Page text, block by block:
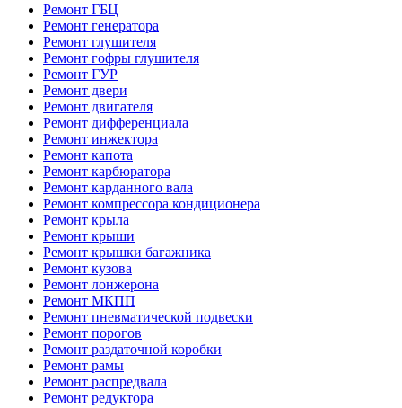
Ремонт ГБЦ
Ремонт генератора
Ремонт глушителя
Ремонт гофры глушителя
Ремонт ГУР
Ремонт двери
Ремонт двигателя
Ремонт дифференциала
Ремонт инжектора
Ремонт капота
Ремонт карбюратора
Ремонт карданного вала
Ремонт компрессора кондиционера
Ремонт крыла
Ремонт крыши
Ремонт крышки багажника
Ремонт кузова
Ремонт лонжерона
Ремонт МКПП
Ремонт пневматической подвески
Ремонт порогов
Ремонт раздаточной коробки
Ремонт рамы
Ремонт распредвала
Ремонт редуктора